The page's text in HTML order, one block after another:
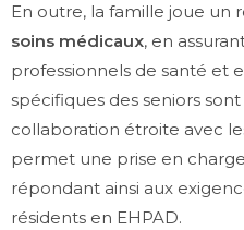
En outre, la famille joue un
soins médicaux, en
professionnels de santé et
spécifiques des seniors sont
collaboration étroite avec
permet une prise en
répondant ainsi aux
résidents en EHPAD.